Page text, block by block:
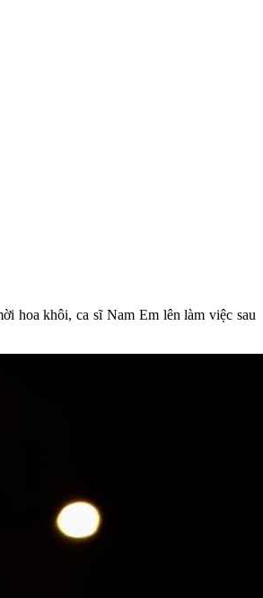
hoa khôi, ca sĩ Nam Em lên làm việc sau